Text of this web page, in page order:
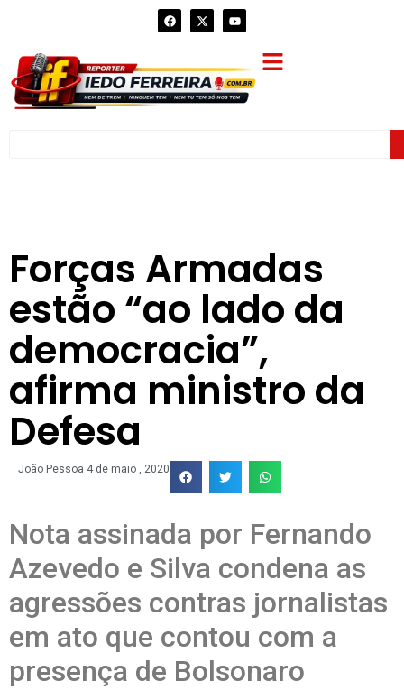
Forças Armadas
estão “ao lado da
democracia”,
afirma ministro da
Defesa
João Pessoa 4 de maio , 2020
Nota assinada por Fernando
Azevedo e Silva condena as
agressões contras jornalistas
em ato que contou com a
presença de Bolsonaro